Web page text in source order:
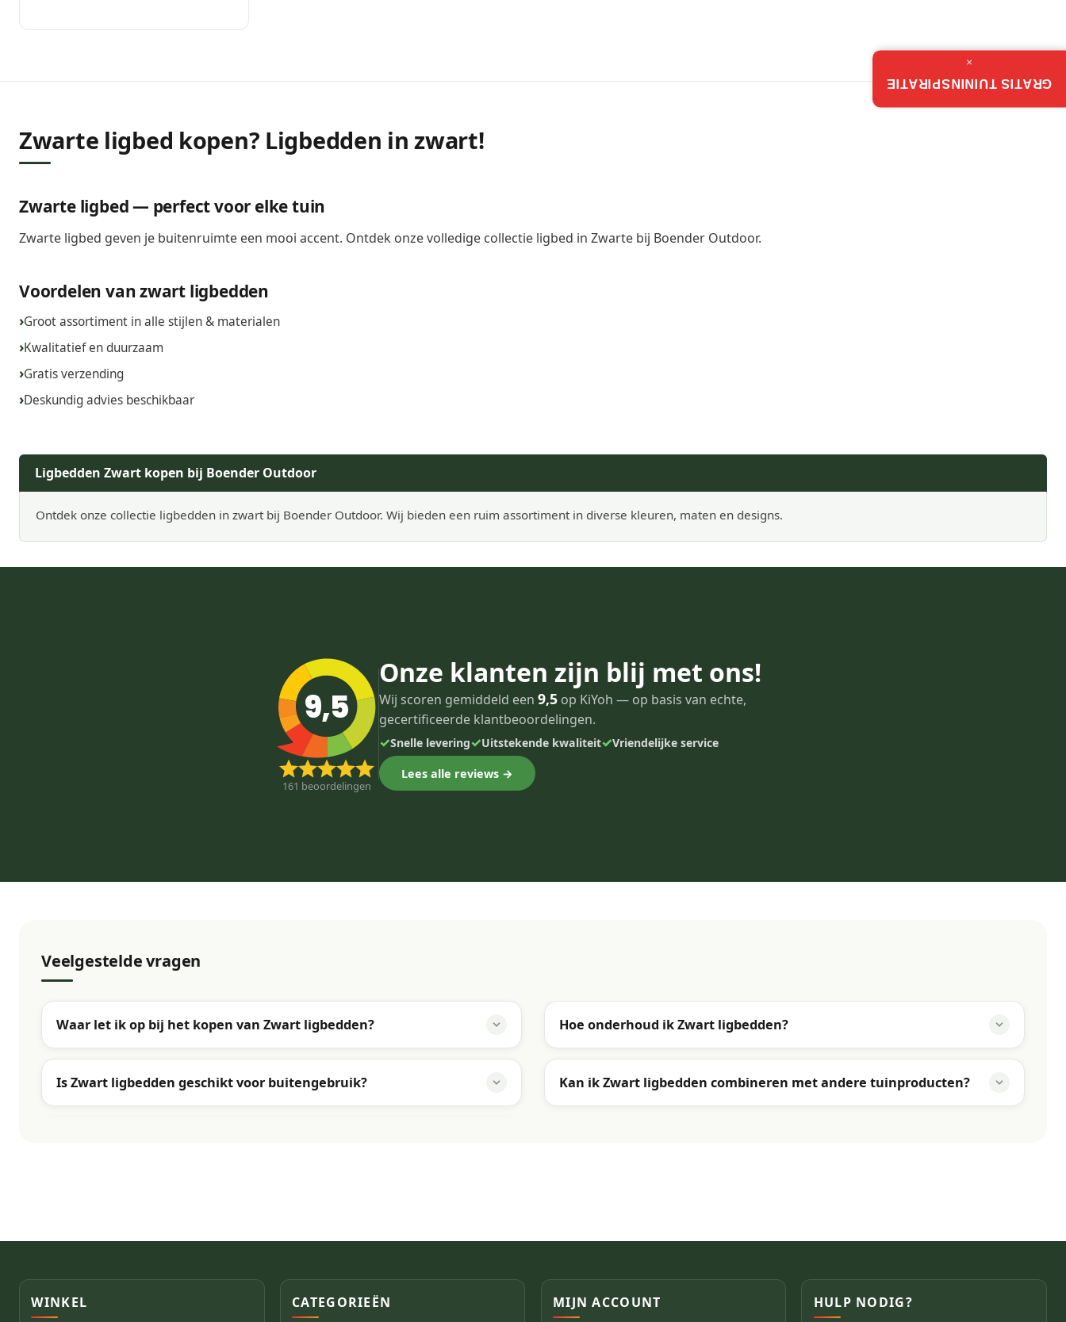
Zwarte ligbed kopen? Ligbedden in zwart!
Zwarte ligbed — perfect voor elke tuin
Zwarte ligbed geven je buitenruimte een mooi accent. Ontdek onze volledige collectie ligbed in Zwarte bij Boender Outdoor.
Voordelen van zwart ligbedden
Groot assortiment in alle stijlen & materialen
Kwalitatief en duurzaam
Gratis verzending
Deskundig advies beschikbaar
Ligbedden Zwart kopen bij Boender Outdoor
Ontdek onze collectie ligbedden in zwart bij Boender Outdoor. Wij bieden een ruim assortiment in diverse kleuren, maten en designs.
9,5
161 beoordelingen
Onze klanten zijn blij met ons!
Wij scoren gemiddeld een 9,5op KiYoh — op basis van echte,
gecertificeerde klantbeoordelingen.
✓Snelle levering✓Uitstekende kwaliteit✓Vriendelijke service
Lees alle reviews →
Veelgestelde vragen
Waar let ik op bij het kopen van Zwart ligbedden?
Is Zwart ligbedden geschikt voor buitengebruik?
Hoe onderhoud ik Zwart ligbedden?
Kan ik Zwart ligbedden combineren met andere tuinproducten?
WINKEL CATEGORIEËN MIJN ACCOUNT HULP NODIG?
GRATIS TUININSPIRATIE
×